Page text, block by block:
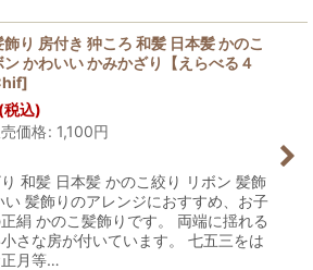
り 房付き 狆ころ 和髪 日本髪 かのこ
ン かわいい かみかざり【えらべる４
]
(税込)
価格: 1,100円
和髪 日本髪 かのこ絞り リボン 髪飾
い 髪飾りのアレンジにおすすめ、お子
絹 かのこ髪飾りです。 両端に揺れる
さな房が付いています。 七五三をは
正月等…